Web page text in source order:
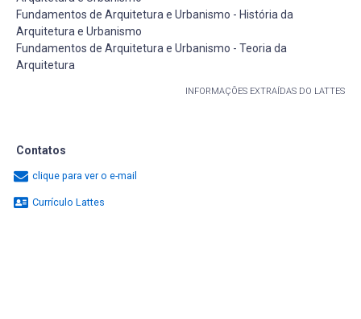
Fundamentos de Arquitetura e Urbanismo - História da
Arquitetura e Urbanismo
Fundamentos de Arquitetura e Urbanismo - Teoria da
Arquitetura
INFORMAÇÕES EXTRAÍDAS DO LATTES
Contatos
clique para ver o e-mail
Currículo Lattes